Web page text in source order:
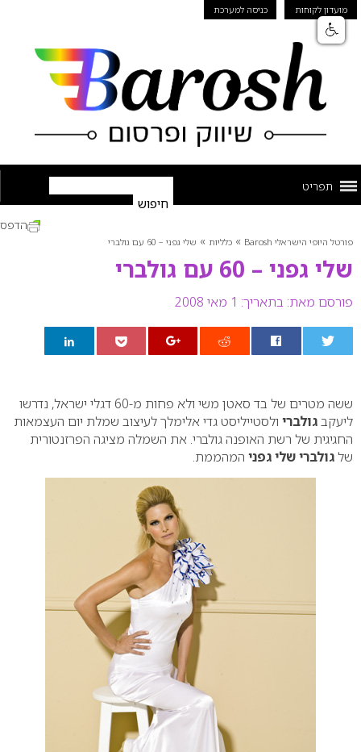
מועדון לקוחות כניסה למערכת
תפריט
פורטל היופי הישראלי Barosh » כלליות » שלי גפני – 60 עם גולברי
שלי גפני – 60 עם גולברי
פורסם מאת: בתאריך: 1 מאי 2008
הדפס
ששה מטרים של בד סאטן משי ולא פחות מ-60 דגלי ישראל, נדרשו
ליעקבגולברי ולסטייליסט גדי אלימלך לעיצוב שמלת יום העצמאות
החגיגית של רשת האופנה גולברי. את השמלה מציגה הפרזנטורית
שלגולברי שלי גפני המהממת.